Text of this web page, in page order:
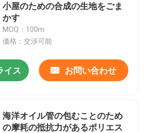
小屋のための合成の生地をごま
かす
MOQ：100m
価格：交渉可能
イス お問い合わせ
海洋オイル管の包むことのため
の摩耗の抵抗力があるポリエス